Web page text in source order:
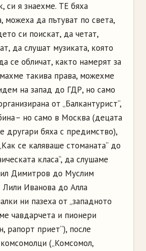
си я знаехме. ТЕ бяха
можеха да пътуват по света,
си поискат, да четат,
да слушат музиката, която
се обличат, както намерят за
такива права, можехме
на запад до ГДР, но само
от „Балкантурист“,
– но само в Москва (децата
другари бяха с предимство),
се каляваше стоманата“ до
класа“, да слушаме
Димитров до Муслим
Иванова до Алла
ни пазеха от „западното
чавдарчета и пионери
рапорт приет“), после
(„Комсомол,